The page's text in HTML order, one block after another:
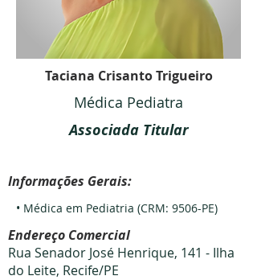
Taciana Crisanto Trigueiro
Médica Pediatra
Associada Titular
Informações Gerais:
• Médica em Pediatria (CRM: 9506-PE)
Endereço Comercial
Rua Senador José Henrique, 141 - Ilha
do Leite, Recife/PE